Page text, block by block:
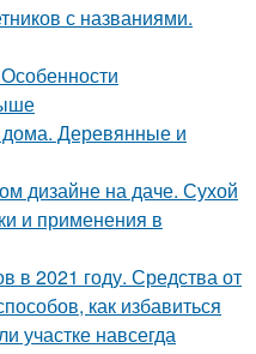
с названиями.
Деревянные и
дизайне на даче. Сухой
и применения в
в 2021 году. Средства от
как избавиться
участке навсегда